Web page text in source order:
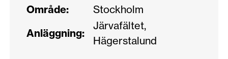
Område:
Stockholm
Anläggning:
Järvafältet,
Hägerstalund